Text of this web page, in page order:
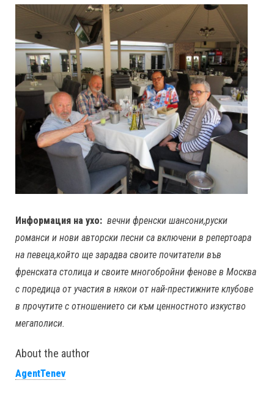
Информация на ухо: вечни френски шансони,руски
романси и нови авторски песни са включени в репертоара
на певеца,който ще зарадва своите почитатели във
френската столица и своите многобройни фенове в Москва
с поредица от участия в някои от най-престижните клубове
в прочутите с отношението си към ценностното изкуство
мегаполиси.
About the author
AgentTenev